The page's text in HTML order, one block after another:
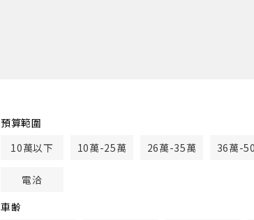
預算範圍
10萬以下
10萬-25萬 26萬-35萬 36萬-
電洽
車齢